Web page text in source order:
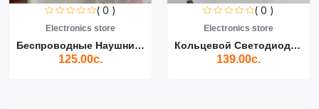
( 0 )
Electronics store
Беспроводные Наушники Air...
125.00с.
( 0 )
Electronics store
Кольцевой Светодиодный Св...
139.00с.